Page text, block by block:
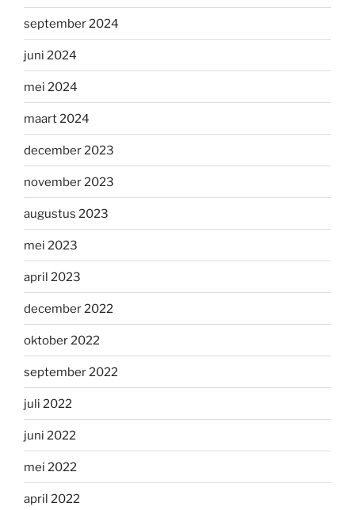
september 2024
juni 2024
mei 2024
maart 2024
december 2023
november 2023
augustus 2023
mei 2023
april 2023
december 2022
oktober 2022
september 2022
juli 2022
juni 2022
mei 2022
april 2022